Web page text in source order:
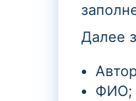
Далее
ФИО;